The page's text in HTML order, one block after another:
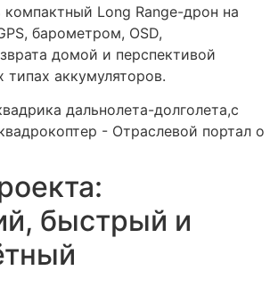
Long Range-дрон на
барометром, OSD,
домой и перспективой
типах аккумуляторов.
быстрый и